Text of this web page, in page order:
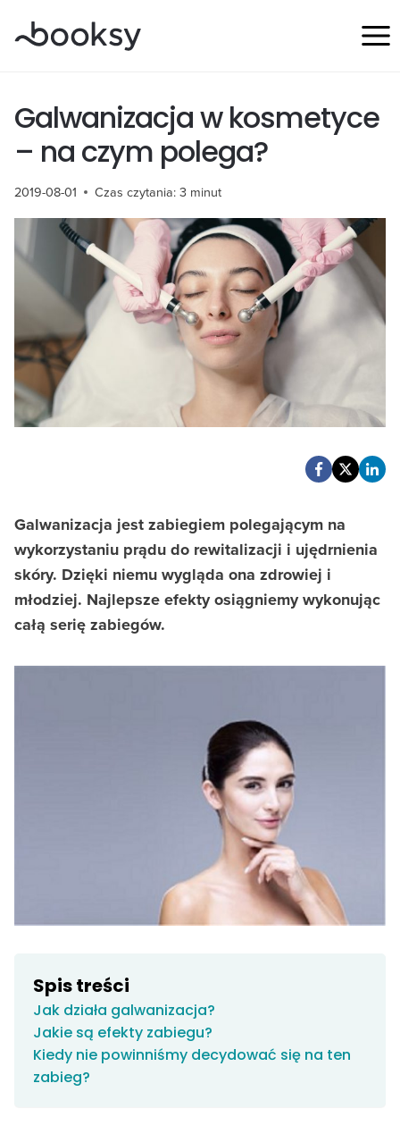
do
Galwanizacja w kosmetyce
– na czym polega?
2019-08-01 Czas czytania:3 minut
Galwanizacja jest zabiegiem polegającym na
wykorzystaniu prądu do rewitalizacji i ujędrnienia
skóry. Dzięki niemu wygląda ona zdrowiej i
młodziej. Najlepsze efekty osiągniemy wykonując
całą serię zabiegów.
Spis treści
Jak działa galwanizacja?
Jakie są efekty zabiegu?
Kiedy nie powinniśmy decydować się na ten
zabieg?